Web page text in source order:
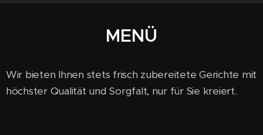
MENÜ
Wir bieten Ihnen stets frisch zubereitete Gerichte mit
höchster Qualität und Sorgfalt, nur für Sie kreiert.